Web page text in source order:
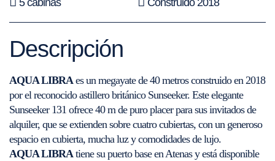
5 cabinas Construido 2018
Descripción
AQUA LIBRAes un megayate de 40 metros construido en 2018
por el reconocido astillero británico Sunseeker. Este elegante
Sunseeker 131 ofrece 40 m de puro placer para sus invitados de
alquiler, que se extienden sobre cuatro cubiertas, con un generoso
espacio en cubierta, mucha luz y comodidades de lujo.
AQUA LIBRAtiene su puerto base en Atenas y está disponible